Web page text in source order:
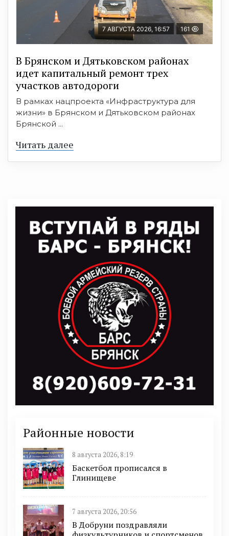
7 АВГУСТА 2026, 16:57 161
В Брянском и Дятьковском районах
идет капитальный ремонт трех
участков автодороги
В рамках нацпроекта «Инфраструктура для
жизни» в Брянском и Дятьковском районах
Брянской ...
Читать далее
Районные новости
8 августа 2026, 8:19
Баскетбол прописался в
Глинищеве
7 августа 2026, 20:56
В Добруни поздравляли